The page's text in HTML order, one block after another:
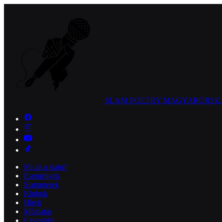
SLAM POETRY
Mi az a slam?
Események
Slammerek
Klubok
Hírek
Médiatár
Egyesület